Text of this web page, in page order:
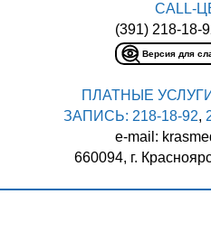
CALL-
(391) 218-18-
Версия для
ПЛАТНЫЕ
ЗАПИСЬ: 218-18-92,
e-mail:
660094, г.